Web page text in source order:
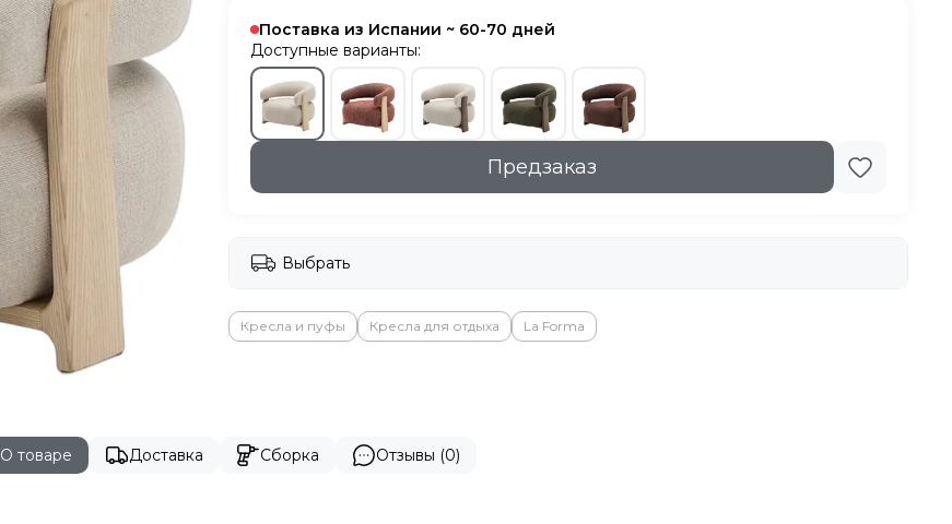
Поставка из Испании ~ 60-70 дней
Доступные варианты:
Предзаказ
Выбрать
Кресла и пуфы Кресла для отдыха La Forma
О товаре Доставка Сборка Отзывы (0)